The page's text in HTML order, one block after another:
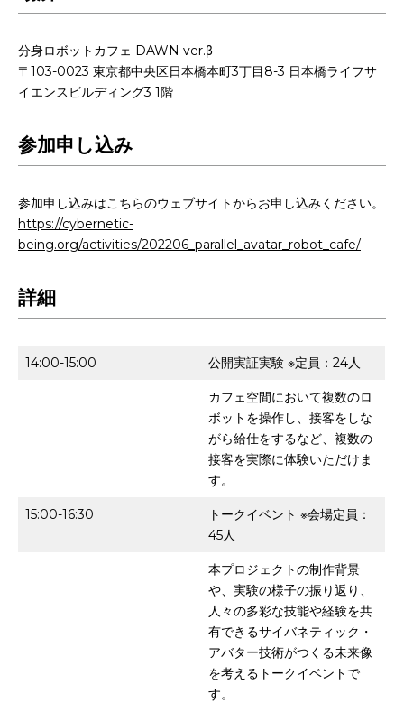
分身ロボットカフェ DAWN ver.β
〒103-0023 東京都中央区日本橋本町3丁目8-3 日本橋ライフサ
イエンスビルディング3 1階
参加申し込み
参加申し込みはこちらのウェブサイトからお申し込みください。
https://cybernetic-
being.org/activities/202206_parallel_avatar_robot_cafe/
詳細
14:00-15:00 公開実証実験 ※定員：24人
カフェ空間において複数のロ
ボットを操作し、接客をしな
がら給仕をするなど、複数の
接客を実際に体験いただけま
す。
15:00-16:30
トークイベント ※会場定員：
45人
本プロジェクトの制作背景
や、実験の様子の振り返り、
人々の多彩な技能や経験を共
有できるサイバネティック・
アバター技術がつくる未来像
を考えるトークイベントで
す。